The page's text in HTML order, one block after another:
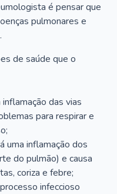
é pensar que
pulmonares e
de saúde que o
das vias
para respirar e
uma inflamação dos
do pulmão) e causa
coriza e febre;
infeccioso